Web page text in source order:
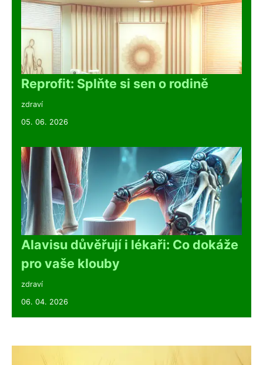
Reprofit: Splňte si sen o rodině
zdraví
05. 06. 2026
Alavisu důvěřují i lékaři: Co dokáže
pro vaše klouby
zdraví
06. 04. 2026